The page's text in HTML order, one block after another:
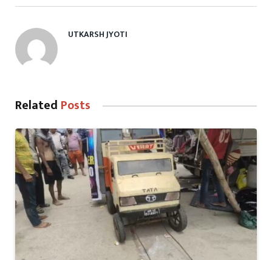
UTKARSH JYOTI
Related Posts